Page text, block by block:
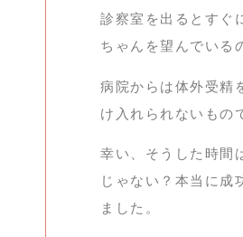
診察室を出るとすぐ
ちゃんを望んでいる
病院からは体外受精
け入れられないもの
幸い、そうした時間
じゃない？本当に成
ました。